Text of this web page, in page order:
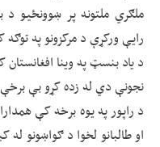
ملګري ملتونه پر ښوونځیو د
رایې ورکړې د مرکزونو په توګه
نجونې دي له زده کړو بې
د راپور په یوه برخه کې
او طالبانو لخوا د ګواښونو له